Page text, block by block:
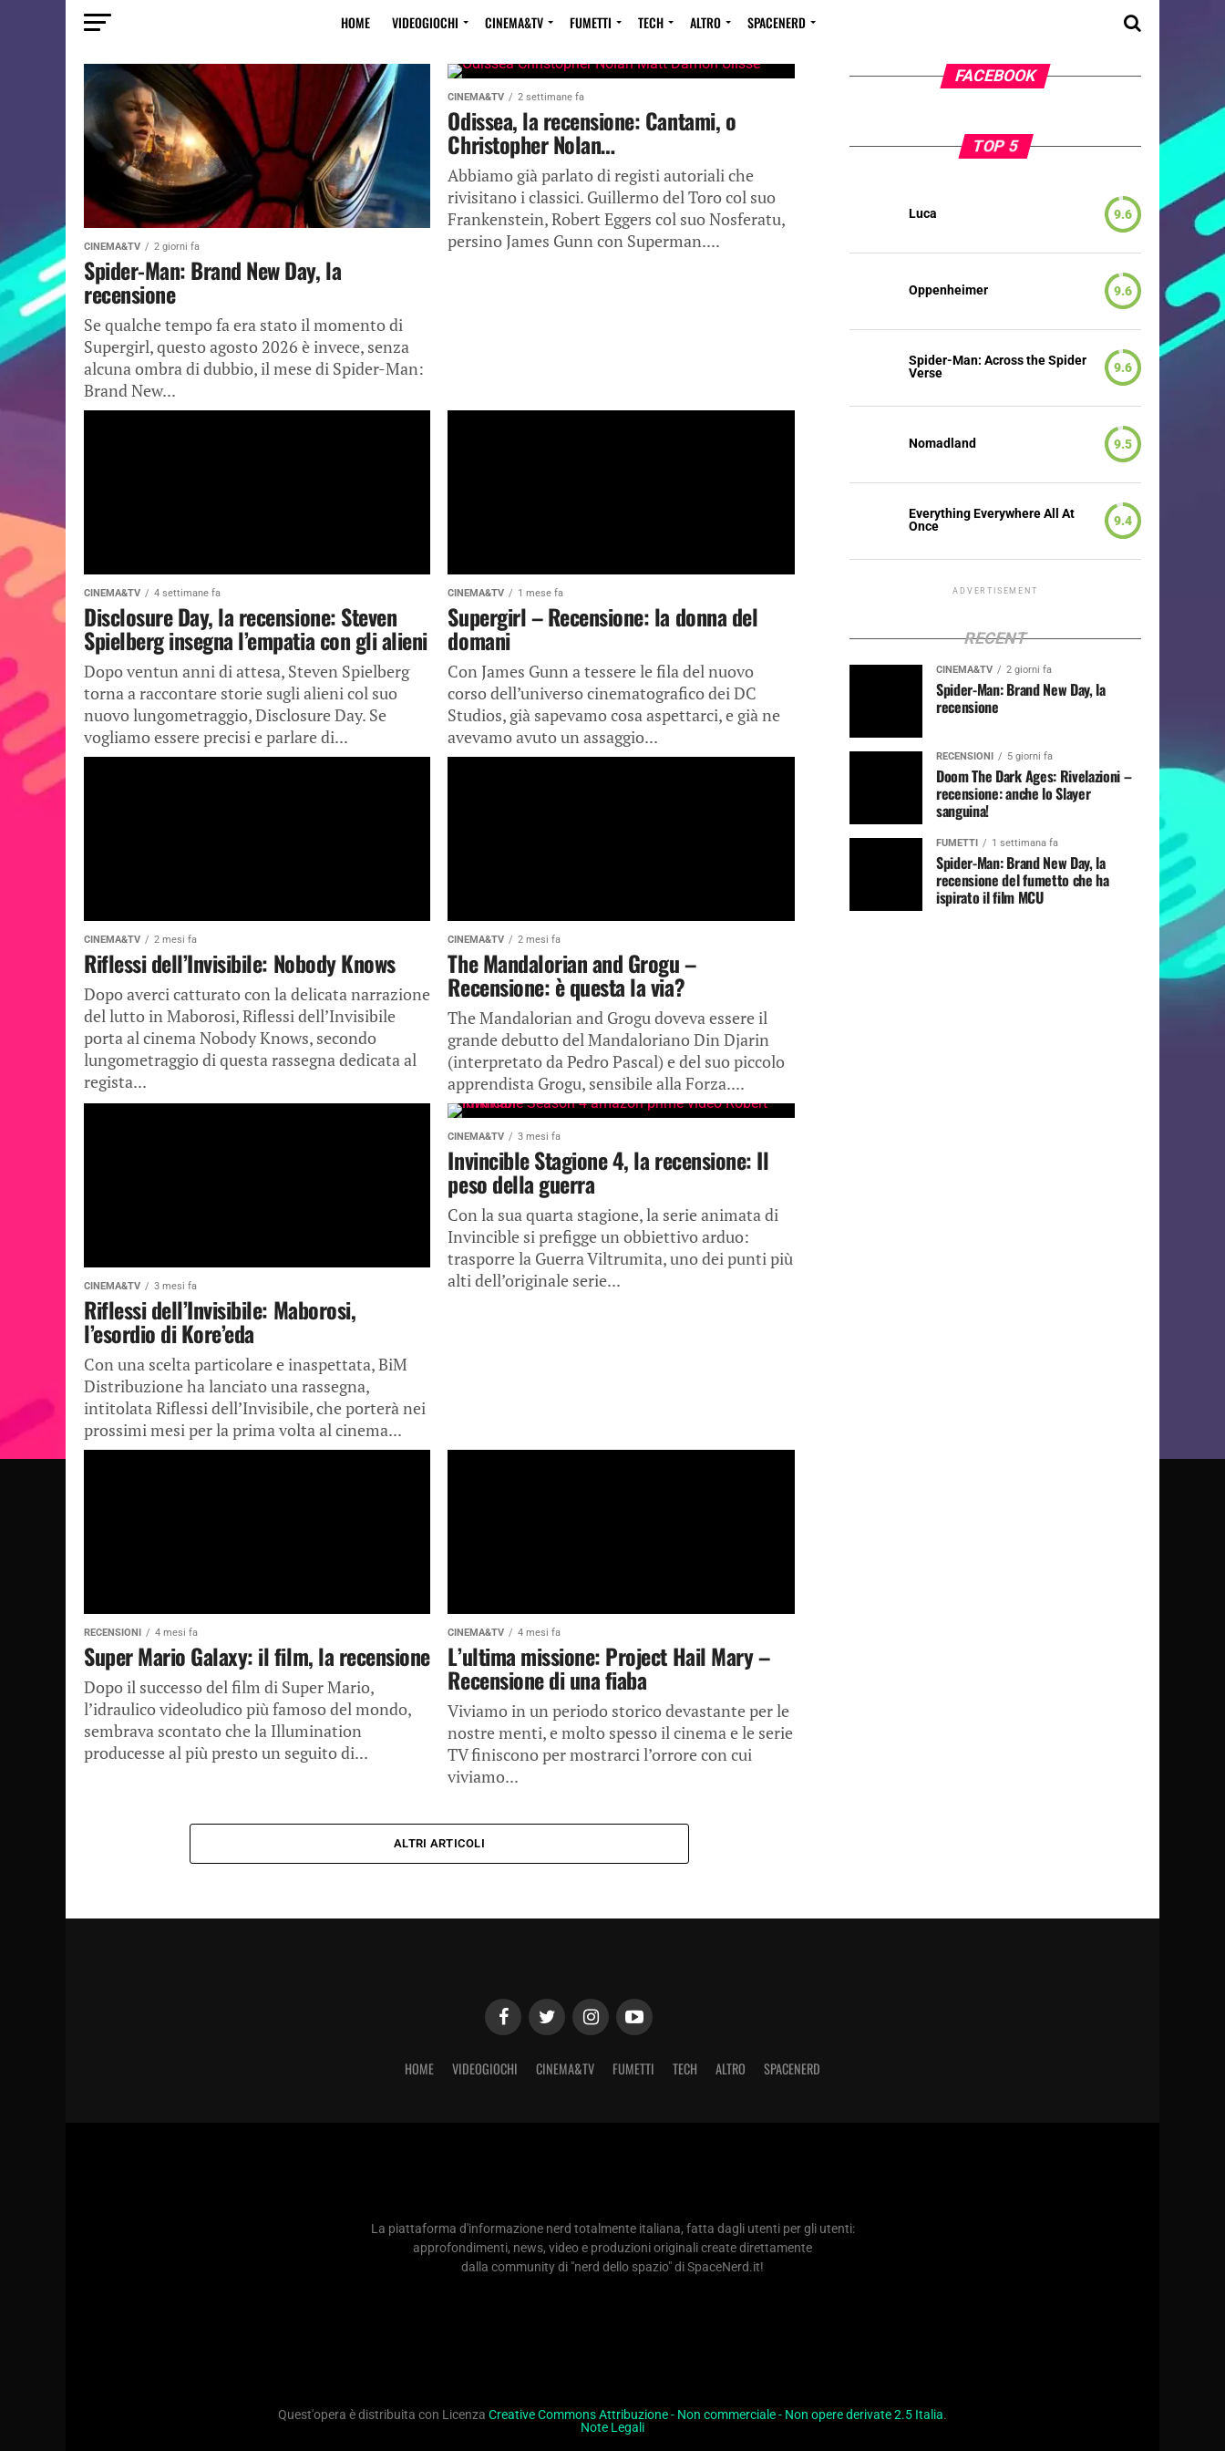
HOME VIDEOGIOCHI CINEMA&TV FUMETTI TECH ALTRO SPACENERD
CINEMA&TV 2 giorni fa
Spider-Man: Brand New Day, la
recensione
Se qualche tempo fa era stato il momento di
Supergirl, questo agosto 2026 è invece, senza
alcuna ombra di dubbio, il mese di Spider-Man:
Brand New...
CINEMA&TV 2 settimane fa
Odissea, la recensione: Cantami, o
Christopher Nolan…
Abbiamo già parlato di registi autoriali che
rivisitano i classici. Guillermo del Toro col suo
Frankenstein, Robert Eggers col suo Nosferatu,
persino James Gunn con Superman....
CINEMA&TV 4 settimane fa
Disclosure Day, la recensione: Steven
Spielberg insegna l’empatia con gli alieni
Dopo ventun anni di attesa, Steven Spielberg
torna a raccontare storie sugli alieni col suo
nuovo lungometraggio, Disclosure Day. Se
vogliamo essere precisi e parlare di...
CINEMA&TV 1 mese fa
Supergirl – Recensione: la donna del
domani
Con James Gunn a tessere le fila del nuovo
corso dell’universo cinematografico dei DC
Studios, già sapevamo cosa aspettarci, e già ne
avevamo avuto un assaggio...
CINEMA&TV 2 mesi fa
Riflessi dell’Invisibile: Nobody Knows
Dopo averci catturato con la delicata narrazione
del lutto in Maborosi, Riflessi dell’Invisibile
porta al cinema Nobody Knows, secondo
lungometraggio di questa rassegna dedicata al
regista...
CINEMA&TV 2 mesi fa
The Mandalorian and Grogu –
Recensione: è questa la via?
The Mandalorian and Grogu doveva essere il
grande debutto del Mandaloriano Din Djarin
(interpretato da Pedro Pascal) e del suo piccolo
apprendista Grogu, sensibile alla Forza....
CINEMA&TV 3 mesi fa
Riflessi dell’Invisibile: Maborosi,
l’esordio di Kore’eda
Con una scelta particolare e inaspettata, BiM
Distribuzione ha lanciato una rassegna,
intitolata Riflessi dell’Invisibile, che porterà nei
prossimi mesi per la prima volta al cinema...
CINEMA&TV 3 mesi fa
Invincible Stagione 4, la recensione: Il
peso della guerra
Con la sua quarta stagione, la serie animata di
Invincible si prefigge un obbiettivo arduo:
trasporre la Guerra Viltrumita, uno dei punti più
alti dell’originale serie...
RECENSIONI 4 mesi fa
Super Mario Galaxy: il film, la recensione
Dopo il successo del film di Super Mario,
l’idraulico videoludico più famoso del mondo,
sembrava scontato che la Illumination
producesse al più presto un seguito di...
CINEMA&TV 4 mesi fa
L’ultima missione: Project Hail Mary –
Recensione di una fiaba
Viviamo in un periodo storico devastante per le
nostre menti, e molto spesso il cinema e le serie
TV finiscono per mostrarci l’orrore con cui
viviamo...
ALTRI ARTICOLI
FACEBOOK
TOP 5
Luca 9.6
Oppenheimer 9.6
Spider-Man: Across the Spider
Verse
9.6
Nomadland 9.5
Everything Everywhere All At
Once
9.4
ADVERTISEMENT
RECENT
CINEMA&TV 2 giorni fa
Spider-Man: Brand New Day, la
recensione
RECENSIONI 5 giorni fa
Doom The Dark Ages: Rivelazioni –
recensione: anche lo Slayer
sanguina!
FUMETTI 1 settimana fa
Spider-Man: Brand New Day, la
recensione del fumetto che ha
ispirato il film MCU
HOME VIDEOGIOCHI CINEMA&TV FUMETTI TECH ALTRO SPACENERD
La piattaforma d'informazione nerd totalmente italiana, fatta dagli utenti per gli utenti:
approfondimenti, news, video e produzioni originali create direttamente
dalla community di "nerd dello spazio" di SpaceNerd.it!
Quest'opera è distribuita con Licenza Creative Commons Attribuzione - Non commerciale - Non opere derivate 2.5 Italia.
Note Legali